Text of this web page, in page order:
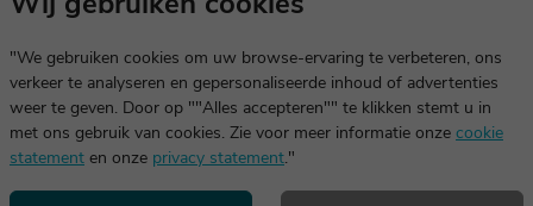
Download onze app
dezelfde gegevens die je voor mitra.nl gebruikt.
Wij gebruiken cookies
"We gebruiken cookies om uw browse-ervaring te verbeteren, ons
verkeer te analyseren en gepersonaliseerde inhoud of advertenties
weer te geven. Door op ""Alles accepteren"" te klikken stemt u in
met ons gebruik van cookies. Zie voor meer informatie onze cookie
statement en onze privacy statement."